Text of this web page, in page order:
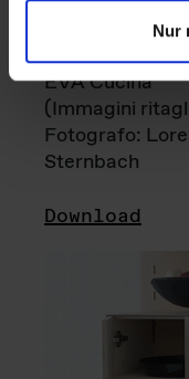
Nur
EVA Cucina
(Immagini
Fotografo:
Sternbach
Download